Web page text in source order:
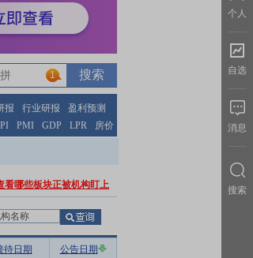
1
报 行业研报
盈利预测
PMI GDP LPR 房价
看哪些板块正被机构盯上
待日期 公告日期
个人
自选
消息
搜索